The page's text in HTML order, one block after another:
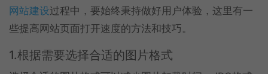
网站建设过程中，要始终秉持做好用户体验，这里有一
些提高网站页面打开速度的方法和技巧。
1.根据需要选择合适的图片格式